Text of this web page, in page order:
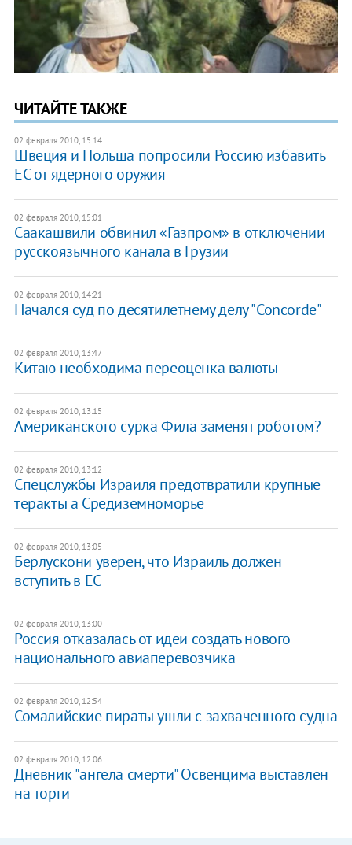
ЧИТАЙТЕ ТАКЖЕ
02 февраля 2010, 15:14
Швеция и Польша попросили Россию избавить
ЕС от ядерного оружия
02 февраля 2010, 15:01
Саакашвили обвинил «Газпром» в отключении
русскоязычного канала в Грузии
02 февраля 2010, 14:21
Начался суд по десятилетнему делу "Concorde"
02 февраля 2010, 13:47
Китаю необходима переоценка валюты
02 февраля 2010, 13:15
Американского сурка Фила заменят роботом?
02 февраля 2010, 13:12
Спецслужбы Израиля предотвратили крупные
теракты а Средиземноморье
02 февраля 2010, 13:05
Берлускони уверен, что Израиль должен
вступить в ЕС
02 февраля 2010, 13:00
Россия отказалась от идеи создать нового
национального авиаперевозчика
02 февраля 2010, 12:54
Сомалийские пираты ушли с захваченного судна
02 февраля 2010, 12:06
Дневник "ангела смерти" Освенцима выставлен
на торги